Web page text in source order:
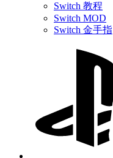
Switch 教程
Switch MOD
Switch 金手指